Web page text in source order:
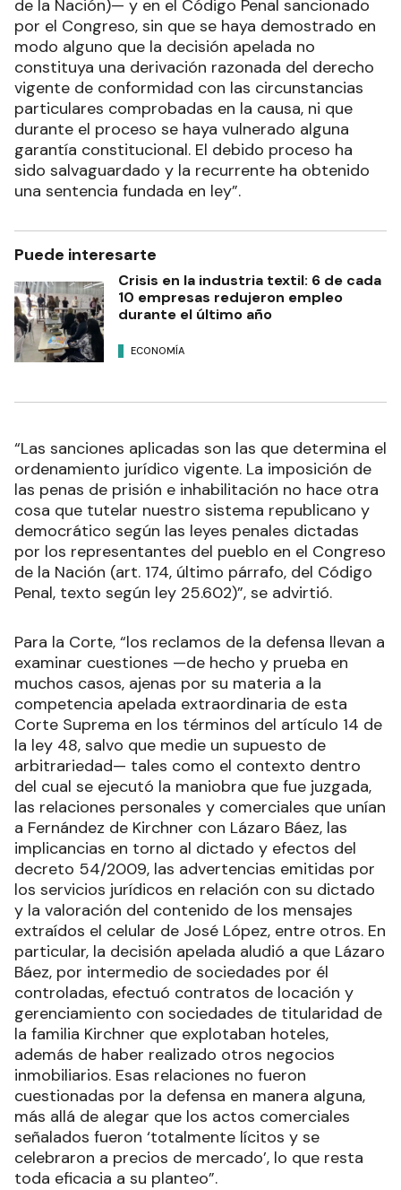
de la Nación)— y en el Código Penal sancionado
por el Congreso, sin que se haya demostrado en
modo alguno que la decisión apelada no
constituya una derivación razonada del derecho
vigente de conformidad con las circunstancias
particulares comprobadas en la causa, ni que
durante el proceso se haya vulnerado alguna
garantía constitucional. El debido proceso ha
sido salvaguardado y la recurrente ha obtenido
una sentencia fundada en ley”.
Puede interesarte
Crisis en la industria textil: 6 de cada
10 empresas redujeron empleo
durante el último año
ECONOMÍA
“Las sanciones aplicadas son las que determina el
ordenamiento jurídico vigente. La imposición de
las penas de prisión e inhabilitación no hace otra
cosa que tutelar nuestro sistema republicano y
democrático según las leyes penales dictadas
por los representantes del pueblo en el Congreso
de la Nación (art. 174, último párrafo, del Código
Penal, texto según ley 25.602)”, se advirtió.
Para la Corte, “los reclamos de la defensa llevan a
examinar cuestiones —de hecho y prueba en
muchos casos, ajenas por su materia a la
competencia apelada extraordinaria de esta
Corte Suprema en los términos del artículo 14 de
la ley 48, salvo que medie un supuesto de
arbitrariedad— tales como el contexto dentro
del cual se ejecutó la maniobra que fue juzgada,
las relaciones personales y comerciales que unían
a Fernández de Kirchner con Lázaro Báez, las
implicancias en torno al dictado y efectos del
decreto 54/2009, las advertencias emitidas por
los servicios jurídicos en relación con su dictado
y la valoración del contenido de los mensajes
extraídos el celular de José López, entre otros. En
particular, la decisión apelada aludió a que Lázaro
Báez, por intermedio de sociedades por él
controladas, efectuó contratos de locación y
gerenciamiento con sociedades de titularidad de
la familia Kirchner que explotaban hoteles,
además de haber realizado otros negocios
inmobiliarios. Esas relaciones no fueron
cuestionadas por la defensa en manera alguna,
más allá de alegar que los actos comerciales
señalados fueron ‘totalmente lícitos y se
celebraron a precios de mercado’, lo que resta
toda eficacia a su planteo”.